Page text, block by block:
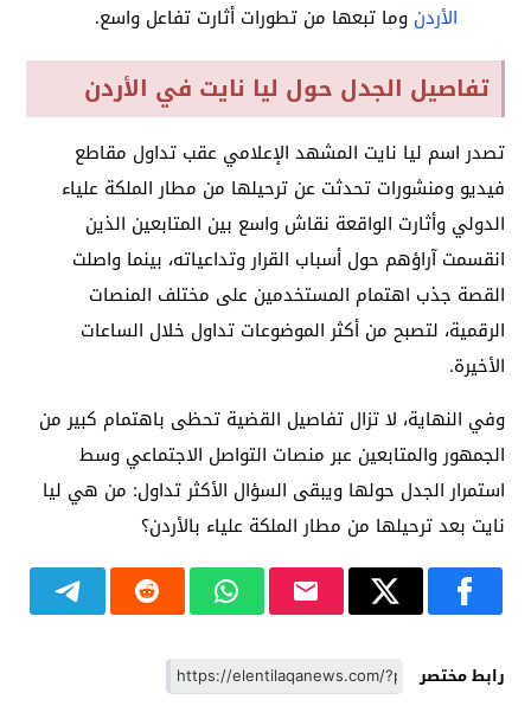
الأردن وما تبعها من تطورات أثارت تفاعل واسع.
تفاصيل الجدل حول ليا نايت في الأردن
تصدر اسم ليا نايت المشهد الإعلامي عقب تداول مقاطع
فيديو ومنشورات تحدثت عن ترحيلها من مطار الملكة علياء
الدولي وأثارت الواقعة نقاش واسع بين المتابعين الذين
انقسمت آراؤهم حول أسباب القرار وتداعياته، بينما واصلت
القصة جذب اهتمام المستخدمين على مختلف المنصات
الرقمية، لتصبح من أكثر الموضوعات تداول خلال الساعات
الأخيرة.
وفي النهاية، لا تزال تفاصيل القضية تحظى باهتمام كبير من
الجمهور والمتابعين عبر منصات التواصل الاجتماعي وسط
استمرار الجدل حولها ويبقى السؤال الأكثر تداول: من هي ليا
نايت بعد ترحيلها من مطار الملكة علياء بالأردن؟
رابط مختصر